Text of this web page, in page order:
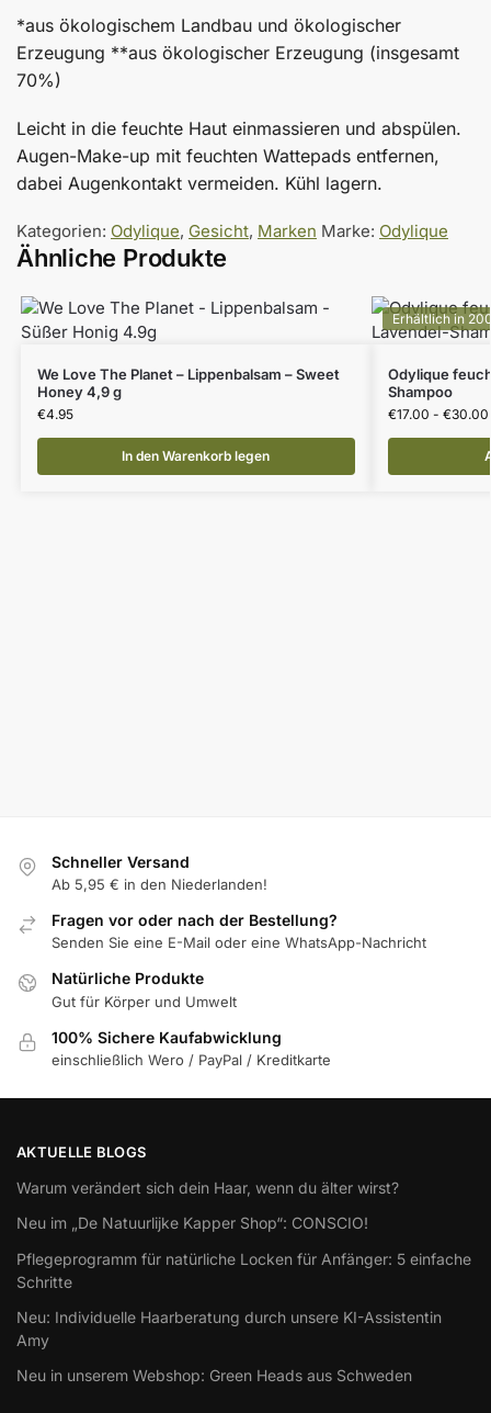
*aus ökologischem Landbau und ökologischer
Erzeugung **aus ökologischer Erzeugung (insgesamt
70%)
Leicht in die feuchte Haut einmassieren und abspülen.
Augen-Make-up mit feuchten Wattepads entfernen,
dabei Augenkontakt vermeiden. Kühl lagern.
Kategorien: Odylique, Gesicht, Marken Marke: Odylique
Ähnliche Produkte
We Love The Planet – Lippenbalsam – Sweet
Honey 4,9 g
€4.95
In den Warenkorb legen
Erhältlich in
Odylique
Shampoo
€17.00 - €30.00
Schneller Versand
Ab 5,95 € in den Niederlanden!
Fragen vor oder nach der Bestellung?
Senden Sie eine E-Mail oder eine WhatsApp-Nachricht
Natürliche Produkte
Gut für Körper und Umwelt
100% Sichere Kaufabwicklung
einschließlich Wero / PayPal / Kreditkarte
AKTUELLE BLOGS
Warum verändert sich dein Haar, wenn du älter wirst?
Neu im „De Natuurlijke Kapper Shop“: CONSCIO!
Pflegeprogramm für natürliche Locken für Anfänger: 5 einfache
Schritte
Neu: Individuelle Haarberatung durch unsere KI-Assistentin
Amy
Neu in unserem Webshop: Green Heads aus Schweden